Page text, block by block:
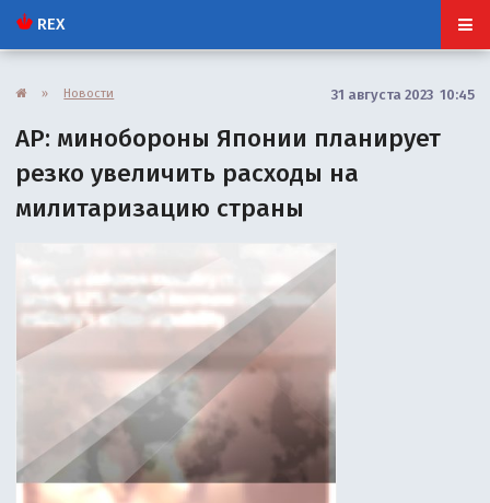
REX
» Новости 31 августа 2023 10:45
AP: минобороны Японии планирует
резко увеличить расходы на
милитаризацию страны